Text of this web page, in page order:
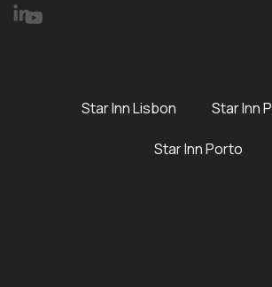
Star Inn Lisbon Star Inn
Star Inn Porto